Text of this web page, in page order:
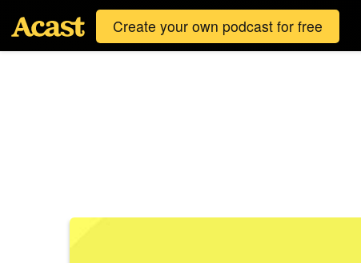
Create your own podcast for free